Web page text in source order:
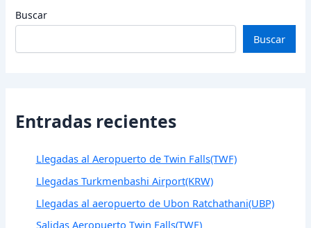
Buscar
Buscar
Entradas recientes
Llegadas al Aeropuerto de Twin Falls(TWF)
Llegadas Turkmenbashi Airport(KRW)
Llegadas al aeropuerto de Ubon Ratchathani(UBP)
Salidas Aeropuerto Twin Falls(TWF)